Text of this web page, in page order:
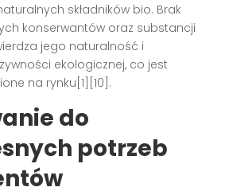
składników bio. Brak
konserwantów oraz substancji
jego naturalność i
ekologicznej, co jest
na rynku[1][10].
do
potrzeb